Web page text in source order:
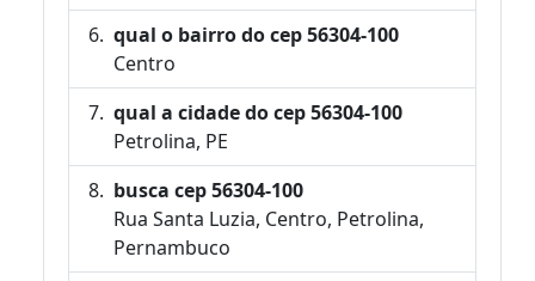
qual o bairro do cep 56304-100
Centro
qual a cidade do cep 56304-100
Petrolina, PE
busca cep 56304-100
Rua Santa Luzia, Centro, Petrolina,
Pernambuco